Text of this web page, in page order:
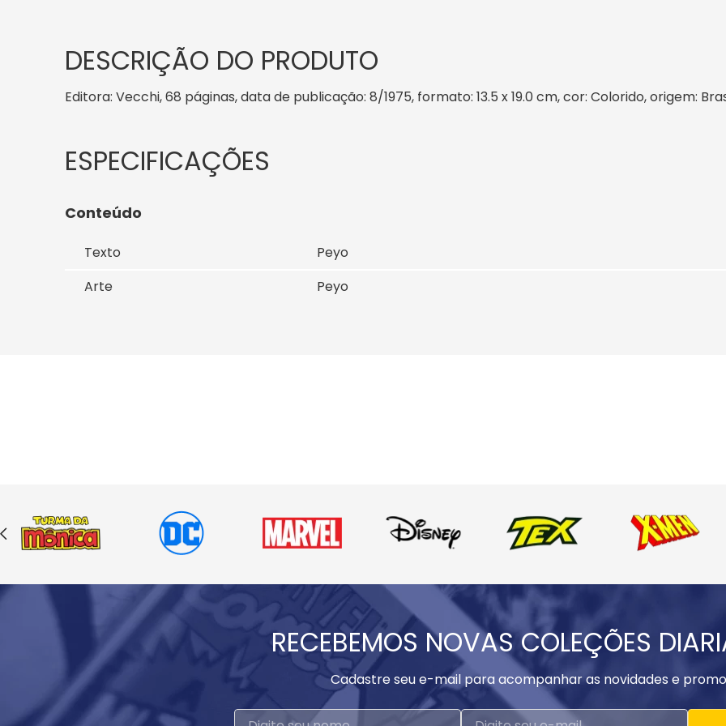
DESCRIÇÃO DO PRODUTO
Editora: Vecchi, 68 páginas, data de publicação: 8/1975, formato: 13.5 x 19.0 cm, cor: Colorido, origem:
Conteúdo
Texto
Peyo
Arte
Peyo
RECEBEMOS NOVAS COLEÇÕES
Cadastre seu e-mail para acompanhar as novidades e